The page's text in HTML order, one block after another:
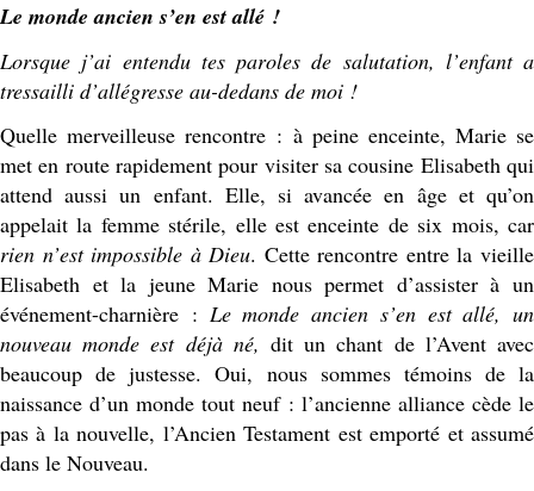
Le monde ancien s’en est allé !
Lorsque j’ai entendu tes paroles de salutation, l’enfant a
tressailli d’allégresse au-dedans de moi !
Quelle merveilleuse rencontre : à peine enceinte, Marie se
met en route rapidement pour visiter sa cousine Elisabeth qui
attend aussi un enfant. Elle, si avancée en âge et qu’on
appelait la femme stérile, elle est enceinte de six mois, car
rien n’est impossible à Dieu. Cette rencontre entre la vieille
Elisabeth et la jeune Marie nous permet d’assister à un
événement-charnière : Le monde ancien s’en est allé, un
nouveau monde est déjà né, dit un chant de l’Avent avec
beaucoup de justesse. Oui, nous sommes témoins de la
naissance d’un monde tout neuf : l’ancienne alliance cède le
pas à la nouvelle, l’Ancien Testament est emporté et assumé
dans le Nouveau.